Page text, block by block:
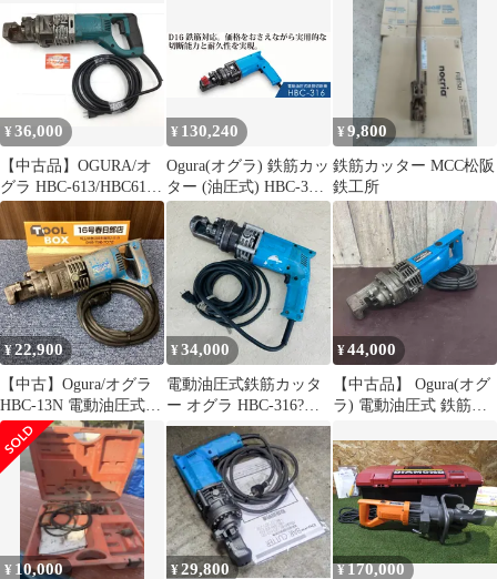
¥36,000
【中古品】OGURA/オ
グラ HBC-613/HBC613
☆ 13mm油圧式鉄筋カ
ッター [IT_74VJI][小
牧][M04]
¥ 130,240
Ogura(オグラ) 鉄筋カッ
ター (油圧式) HBC-316
最大切断能力：鉄筋径
D16
¥9,800
鉄筋カッター MCC松阪
鉄工所
¥22,900
【中古】Ogura/オグラ
HBC-13N 電動油圧式鉄
筋カッター 【201】
¥34,000
電動油圧式鉄筋カッタ
ー オグラ HBC-316?
【中古】ogura 電動工
具 切断機 /517323
¥44,000
【中古品】 Ogura(オグ
ラ) 電動油圧式 鉄筋カ
大和店】
¥ 10,000 ¥29,800 ¥170,000